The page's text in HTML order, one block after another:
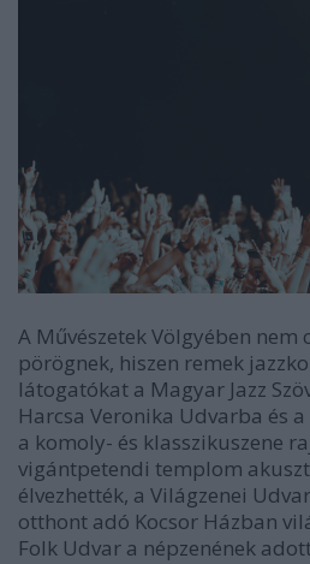
A Művészetek Völgyében nem
pörögnek, hiszen remek
látogatókat a Magyar Jazz
Harcsa Veronika Udvarba és
a komoly- és klasszikuszene
vigántpetendi templom
élvezhették, a Világzenei
otthont adó Kocsor Házban
Folk Udvar a népzenének